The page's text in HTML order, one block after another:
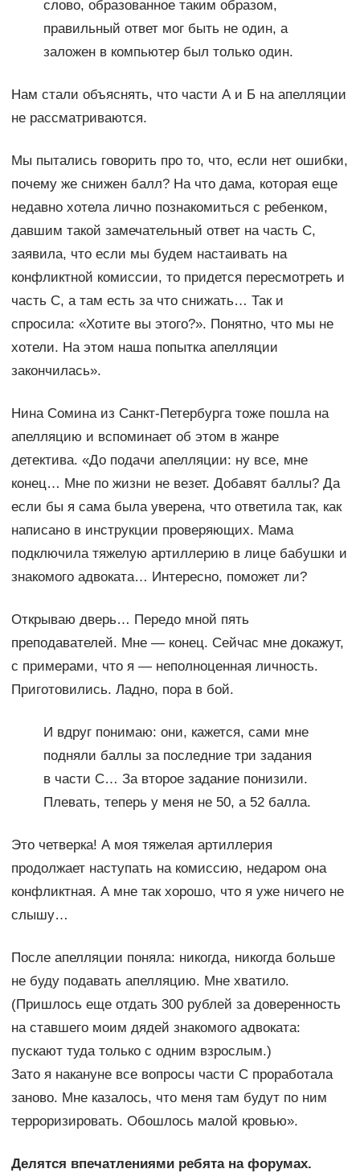
слово, образованное таким образом,
правильный ответ мог быть не один, а
заложен в компьютер был только один.
Нам стали объяснять, что части А и Б на апелляции
не рассматриваются.
Мы пытались говорить про то, что, если нет ошибки,
почему же снижен балл? На что дама, которая еще
недавно хотела лично познакомиться с ребенком,
давшим такой замечательный ответ на часть С,
заявила, что если мы будем настаивать на
конфликтной комиссии, то придется пересмотреть и
часть С, а там есть за что снижать… Так и
спросила: «Хотите вы этого?». Понятно, что мы не
хотели. На этом наша попытка апелляции
закончилась».
Нина Сомина из Санкт-Петербурга тоже пошла на
апелляцию и вспоминает об этом в жанре
детектива. «До подачи апелляции: ну все, мне
конец… Мне по жизни не везет. Добавят баллы? Да
если бы я сама была уверена, что ответила так, как
написано в инструкции проверяющих. Мама
подключила тяжелую артиллерию в лице бабушки и
знакомого адвоката… Интересно, поможет ли?
Открываю дверь… Передо мной пять
преподавателей. Мне — конец. Сейчас мне докажут,
с примерами, что я — неполноценная личность.
Приготовились. Ладно, пора в бой.
И вдруг понимаю: они, кажется, сами мне
подняли баллы за последние три задания
в части С… За второе задание понизили.
Плевать, теперь у меня не 50, а 52 балла.
Это четверка! А моя тяжелая артиллерия
продолжает наступать на комиссию, недаром она
конфликтная. А мне так хорошо, что я уже ничего не
слышу…
После апелляции поняла: никогда, никогда больше
не буду подавать апелляцию. Мне хватило.
(Пришлось еще отдать 300 рублей за доверенность
на ставшего моим дядей знакомого адвоката:
пускают туда только с одним взрослым.)
Зато я накануне все вопросы части С проработала
заново. Мне казалось, что меня там будут по ним
терроризировать. Обошлось малой кровью».
Делятся впечатлениями ребята на форумах.